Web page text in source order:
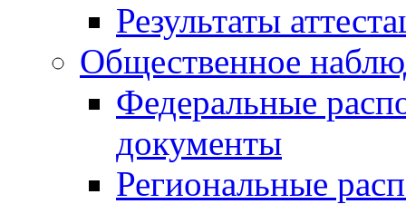
Результаты
Общественное
Федеральные
документы
Региональные